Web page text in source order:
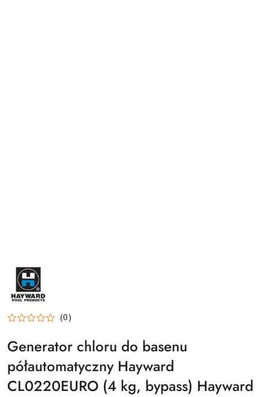
HAYWARD-
LOGO
(0)
Generator chloru do basenu
półautomatyczny Hayward
CL0220EURO (4 kg, bypass) Hayward